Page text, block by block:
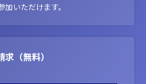
いただけます。
求（無料）